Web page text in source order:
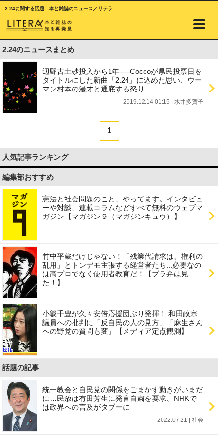
2.24に関する話題…本と雑誌のニュース／リテラ
2.24のニュースまとめ
辺野古土砂投入から1年──Coccoが県民投票日を
タイトルにした新曲「2.24」に込めた思い、ウー
マン村本の漫才と通底する怒り
2019.12.14 01:15 水井多賀子
1
人気記事ランキング
編集部おすすめ
憲法と社会問題のこと、やってます。インタビュ
ーや対談、連載コラムなどすべて無料のウェブマ
ガジン【マガジン９（マガジンキュウ）】
竹中平蔵だけじゃない！「残業代請求は、権利の
乱用」とトンデモ主張する経営者たち...必要なの
は高プロでなく使用者教育だ！【ブラ弁は見
た！】
小籔千豊が久々安倍応援団ぶり発揮！ 和田政宗
議員への批判に「反自民の人の見方」「麻生さん
への野党の質問も変」【メディア定点観測】
話題の記事
統一教会と自民党の関係をごまかす動きがいまだ
に…民放は有田芳生に発言自粛を要求、NHKで
は政界への言及がタブーに
2022.07.21 | 社会